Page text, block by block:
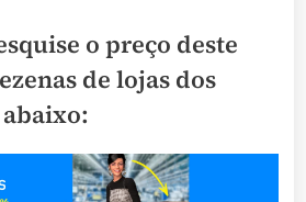
o preço deste
de lojas dos